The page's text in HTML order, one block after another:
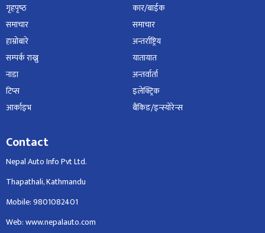
गृहपृष्‍ठ
समाचार
हाम्रोबारे
सम्पर्क राख्नु
नाडा
टिप्स
आर्काइभ
कार/बाईक
समाचार
अन्तर्राष्ट्रिय
यातायात
अन्तर्वार्ता
इलेक्ट्रिक
बैंकिङ/इन्स्योरेन्स
Contact
Nepal Auto Info Pvt Ltd.
Thapathali, Kathmandu
Mobile: 9801082401
Web: www.nepalauto.com